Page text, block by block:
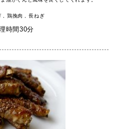
鶏挽肉 長ねぎ
時間30分